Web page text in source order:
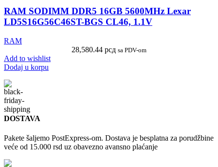
RAM SODIMM DDR5 16GB 5600MHz Lexar
LD5S16G56C46ST-BGS CL46, 1.1V
RAM
28,580.44 рсд sa PDV-om
Add to wishlist
Dodaj u korpu
DOSTAVA
Pakete šaljemo PostExpress-om. Dostava je besplatna za porudžbine
veće od 15.000 rsd uz obavezno avansno plaćanje